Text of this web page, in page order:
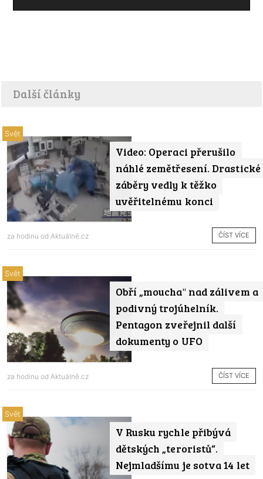
Další články
Video: Operaci přerušilo
náhlé zemětřesení. Drastické
záběry vedly k těžko
uvěřitelnému konci
Svět
za hodinu od Aktuálně.cz ČÍST VÍCE
Obří „moucha" nad zálivem a
podivný trojúhelník.
Pentagon zveřejnil další
dokumenty o UFO
Svět
za hodinu od Aktuálně.cz ČÍST VÍCE
V Rusku rychle přibývá
dětských „teroristů“.
Nejmladšímu je sotva 14 let
Svět